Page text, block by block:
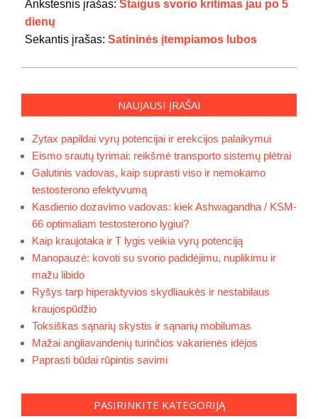
12
Ankstesnis įrašas: Staigus svorio kritimas jau po 5
dienų
Sekantis įrašas: Satininės įtempiamos lubos
NAUJAUSI ĮRAŠAI
Zytax papildai vyrų potencijai ir erekcijos palaikymui
Eismo srautų tyrimai: reikšmė transporto sistemų plėtrai
Galutinis vadovas, kaip suprasti viso ir nemokamo
testosterono efektyvumą
Kasdienio dozavimo vadovas: kiek Ashwagandha / KSM-
66 optimaliam testosterono lygiui?
Kaip kraujotaka ir T lygis veikia vyrų potenciją
Manopauzė: kovoti su svorio padidėjimu, nuplikimu ir
mažu libido
Ryšys tarp hiperaktyvios skydliaukės ir nestabilaus
kraujospūdžio
Toksiškas sąnarių skystis ir sąnarių mobilumas
Mažai angliavandenių turinčios vakarienės idėjos
Paprasti būdai rūpintis savimi
PASIRINKITE KATEGORIJĄ